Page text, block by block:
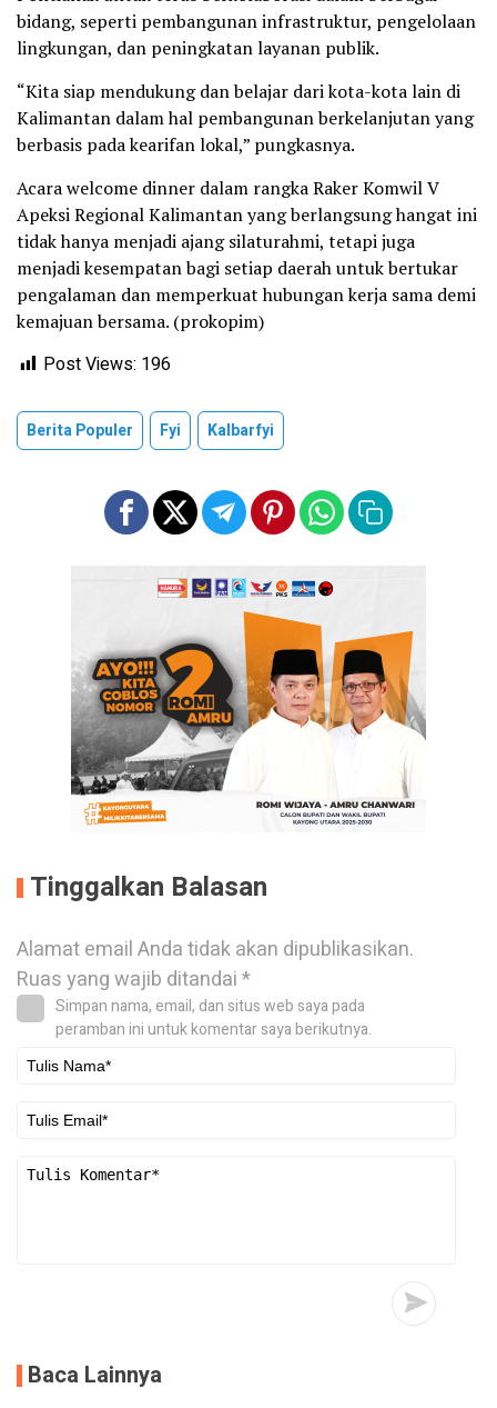
bidang, seperti pembangunan infrastruktur, pengelolaan
lingkungan, dan peningkatan layanan publik.
“Kita siap mendukung dan belajar dari kota-kota lain di
Kalimantan dalam hal pembangunan berkelanjutan yang
berbasis pada kearifan lokal,” pungkasnya.
Acara welcome dinner dalam rangka Raker Komwil V
Apeksi Regional Kalimantan yang berlangsung hangat ini
tidak hanya menjadi ajang silaturahmi, tetapi juga
menjadi kesempatan bagi setiap daerah untuk bertukar
pengalaman dan memperkuat hubungan kerja sama demi
kemajuan bersama. (prokopim)
Post Views: 196
Berita Populer Fyi Kalbarfyi
Tinggalkan Balasan
Alamat email Anda tidak akan dipublikasikan.
Ruas yang wajib ditandai*
Simpan nama, email, dan situs web saya pada
peramban ini untuk komentar saya berikutnya.
Baca Lainnya